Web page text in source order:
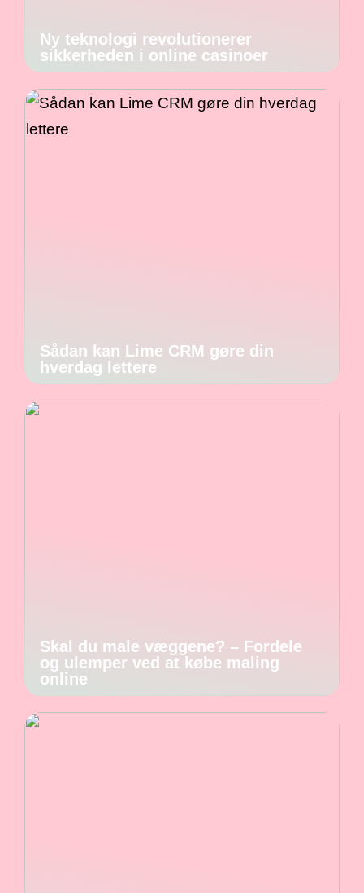
Ny teknologi revolutionerer
sikkerheden i online casinoer
Sådan kan Lime CRM gøre din
hverdag lettere
Skal du male væggene? – Fordele
og ulemper ved at købe maling
online